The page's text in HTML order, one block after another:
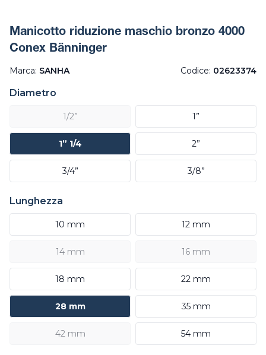
Manicotto riduzione maschio bronzo 4000
Conex Bänninger
Marca: SANHA Codice: 02623374
Diametro
1/2” 1”
1” 1/4 2”
3/4” 3/8”
Lunghezza
10 mm 12 mm
14 mm 16 mm
18 mm 22 mm
28 mm 35 mm
42 mm 54 mm